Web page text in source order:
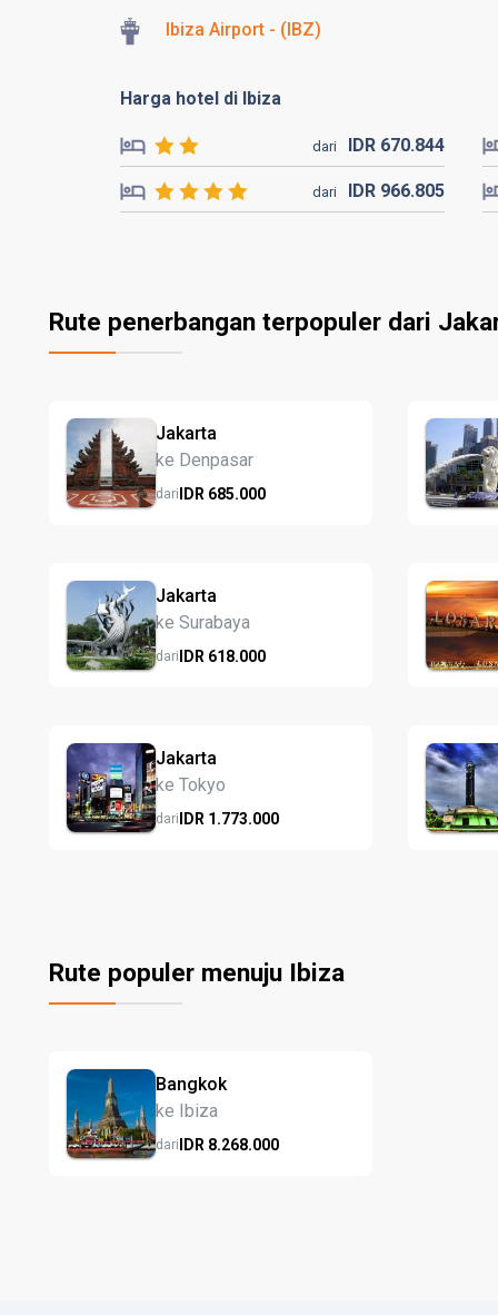
Ibiza Airport - (IBZ)
Harga hotel di Ibiza
dari IDR 670.844
dari IDR 966.805
Rute penerbangan terpopuler dari
Jakarta
ke Denpasar
dariIDR 685.000
Jakarta
ke Surabaya
dariIDR 618.000
Jakarta
ke Tokyo
dariIDR 1.773.000
Rute populer menuju Ibiza
Bangkok
ke Ibiza
dariIDR 8.268.000